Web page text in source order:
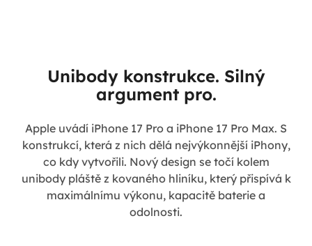
Unibody konstrukce. Silný
argument pro.
Apple uvádí iPhone 17 Pro a iPhone 17 Pro Max. S
konstrukcí, která z nich dělá nejvýkonnější iPhony,
co kdy vytvořili. Nový design se točí kolem
unibody pláště z kovaného hliníku, který přispívá k
maximálnímu výkonu, kapacitě baterie a
odolnosti.